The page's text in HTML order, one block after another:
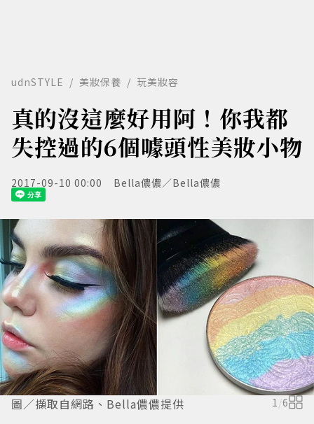
udnSTYLE 美妝保養 玩美妝容
真的沒這麼好用阿！你我都
失控過的6個噱頭性美妝小物
2017-09-10 00:00 Bella儂儂／Bella儂儂
圖／擷取自網路、Bella儂儂提供 1 /6